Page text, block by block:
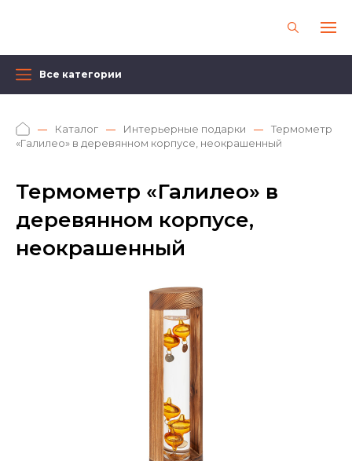
Все категории
Каталог Интерьерные подарки
Термометр
«Галилео» в деревянном корпусе, неокрашенный
Термометр «Галилео» в
деревянном корпусе,
неокрашенный